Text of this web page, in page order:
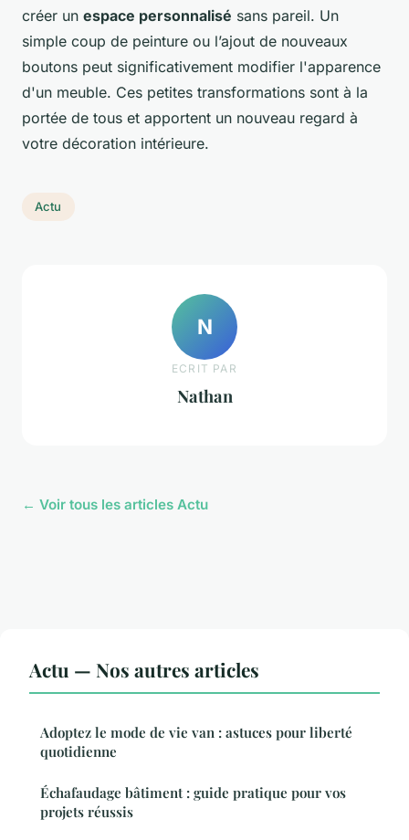
créer un espace personnalisé sans pareil. Un
simple coup de peinture ou l’ajout de nouveaux
boutons peut significativement modifier l'apparence
d'un meuble. Ces petites transformations sont à la
portée de tous et apportent un nouveau regard à
votre décoration intérieure.
Actu
N
ECRIT PAR
Nathan
← Voir tous les articles Actu
Actu — Nos autres articles
Adoptez le mode de vie van : astuces pour liberté
quotidienne
Échafaudage bâtiment : guide pratique pour vos
projets réussis